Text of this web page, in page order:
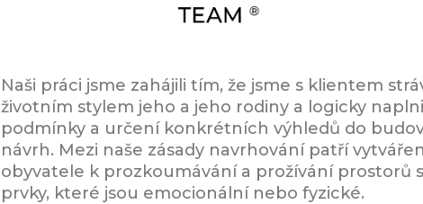
Naši práci jsme zahájili tím, že jsme s klientem
životním stylem jeho a jeho rodiny a logicky
podmínky a určení konkrétních výhledů do
návrh. Mezi naše zásady navrhování patří
obyvatele k prozkoumávání a prožívání prostorů
prvky, které jsou emocionální nebo fyzické.